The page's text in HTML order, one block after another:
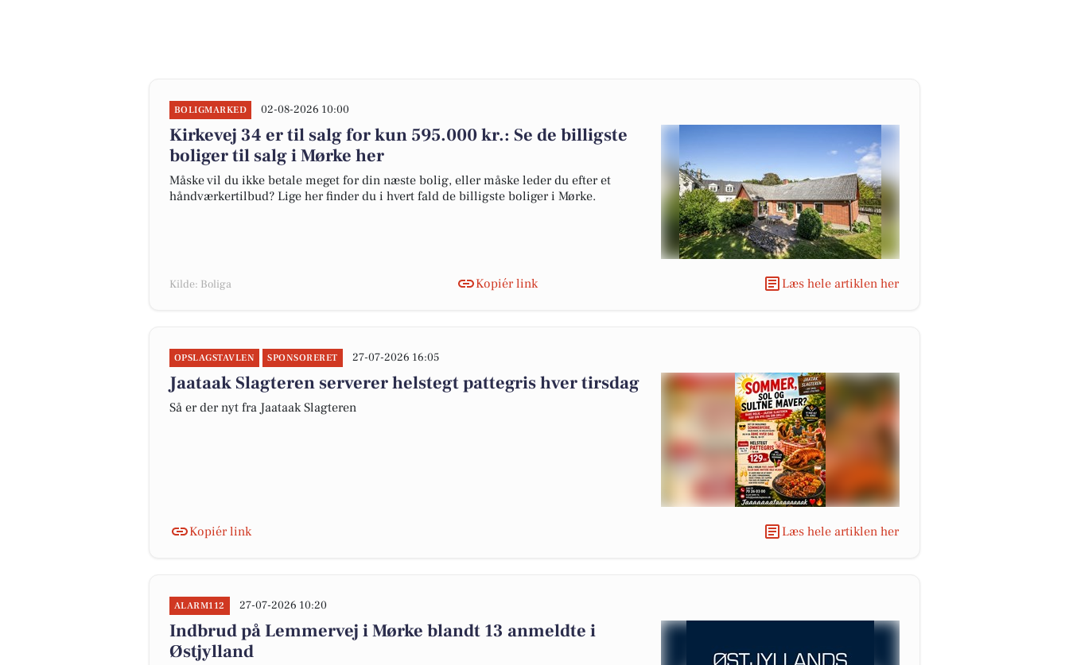
BOLIGMARKED 02-08-2026 10:00
Kirkevej 34 er til salg for kun 595.000 kr.: Se de billigste
boliger til salg i Mørke her
Måske vil du ikke betale meget for din næste bolig, eller måske leder du efter et
håndværkertilbud? Lige her finder du i hvert fald de billigste boliger i Mørke.
Kilde: Boliga Kopiér link Læs hele artiklen her
OPSLAGSTAVLEN SPONSORERET 27-07-2026 16:05
Jaataak Slagteren serverer helstegt pattegris hver tirsdag
Så er der nyt fra Jaataak Slagteren
Kopiér link Læs hele artiklen her
ALARM112 27-07-2026 10:20
Indbrud på Lemmervej i Mørke blandt 13 anmeldte i
Østjylland